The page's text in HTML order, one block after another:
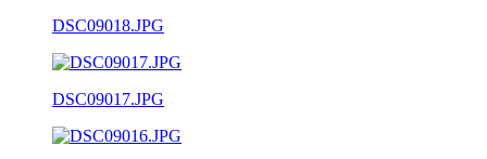
DSC09018.JPG
DSC09017.JPG